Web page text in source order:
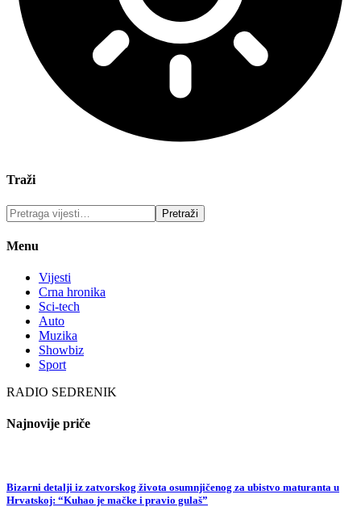
Traži
Menu
Vijesti
Crna hronika
Sci-tech
Auto
Muzika
Showbiz
Sport
RADIO SEDRENIK
Najnovije priče
Bizarni detalji iz zatvorskog života osumnjičenog za ubistvo maturanta u
Hrvatskoj: “Kuhao je mačke i pravio gulaš”